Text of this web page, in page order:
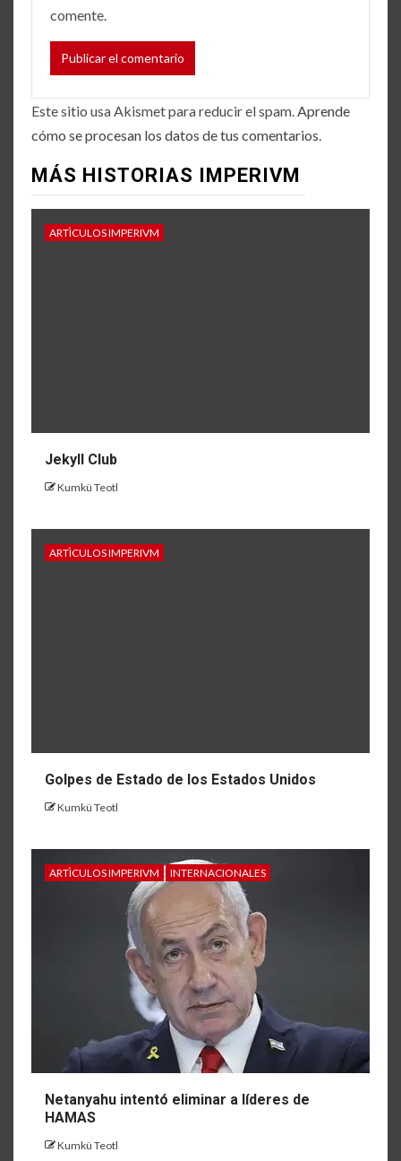
comente.
Este sitio usa Akismet para reducir el spam. Aprende
cómo se procesan los datos de tus comentarios.
MÁS HISTORIAS IMPERIVM
ARTÌCULOS IMPERIVM
Jekyll Club
Kumkü Teotl
ARTÌCULOS IMPERIVM
Golpes de Estado de los Estados Unidos
Kumkü Teotl
ARTÌCULOS IMPERIVM INTERNACIONALES
Netanyahu intentó eliminar a líderes de
HAMAS
Kumkü Teotl